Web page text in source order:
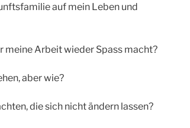
auf mein Leben und
meine Arbeit wieder Spass macht?
aber wie?
die sich nicht ändern lassen?